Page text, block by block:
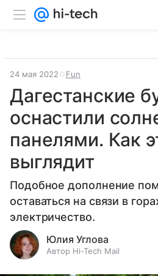
24 мая 2022 Fun
Дагестанские
оснастили
панелями. Как
выглядит
Подобное дополнение
оставаться на связи в
электричество.
Юлия Углова
Автор Hi-Tech Mail